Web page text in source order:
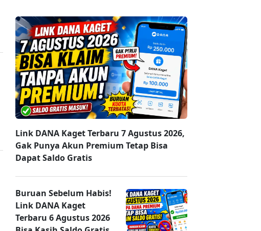
Link DANA Kaget Terbaru 7 Agustus 2026,
Gak Punya Akun Premium Tetap Bisa
Dapat Saldo Gratis
Buruan Sebelum Habis!
Link DANA Kaget
Terbaru 6 Agustus 2026